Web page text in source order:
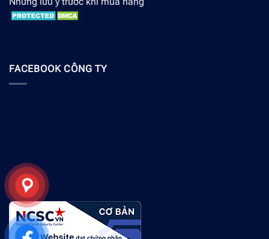
FACEBOOK CÔNG TY